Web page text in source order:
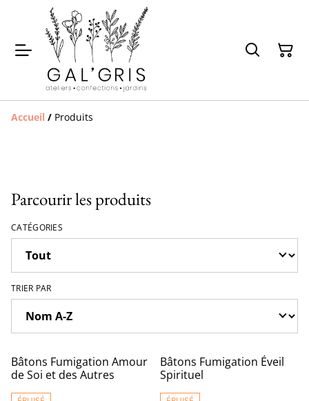
Accueil / Produits
Parcourir les produits
CATÉGORIES
TRIER PAR
Bâtons Fumigation Amour
de Soi et des Autres
Bâtons Fumigation Éveil
Spirituel